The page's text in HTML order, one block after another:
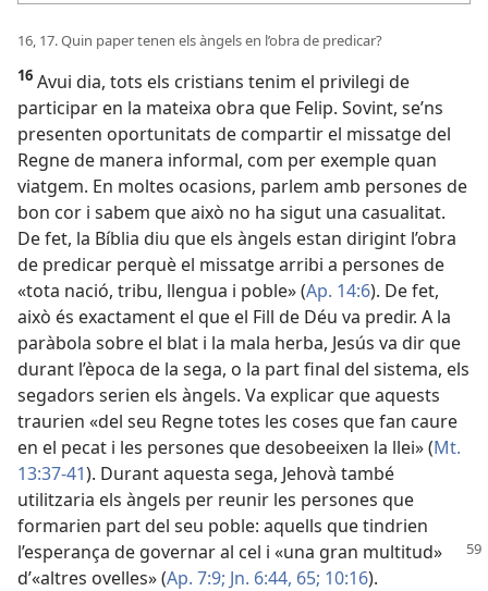
16, 17. Quin paper tenen els àngels en l’obra de predicar?
16 Avui dia, tots els cristians tenim el privilegi de
participar en la mateixa obra que Felip. Sovint, se’ns
presenten oportunitats de compartir el missatge del
Regne de manera informal, com per exemple quan
viatgem. En moltes ocasions, parlem amb persones de
bon cor i sabem que això no ha sigut una casualitat.
De fet, la Bíblia diu que els àngels estan dirigint l’obra
de predicar perquè el missatge arribi a persones de
«tota nació, tribu, llengua i poble» (Ap. 14:6). De fet,
això és exactament el que el Fill de Déu va predir. A la
paràbola sobre el blat i la mala herba, Jesús va dir que
durant l’època de la sega, o la part final del sistema, els
segadors serien els àngels. Va explicar que aquests
traurien «del seu Regne totes les coses que fan caure
en el pecat i les persones que desobeeixen la llei» (Mt.
13:37-41). Durant aquesta sega, Jehovà també
utilitzaria els àngels per reunir les persones que
formarien part del seu poble: aquells que tindrien
l’esperança de governar al cel i «una gran multitud»
d’«altres ovelles» (Ap. 7:9; Jn. 6:44, 65; 10:16).